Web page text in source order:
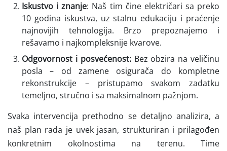
Iskustvo i znanje: Naš tim čine električari sa preko
10 godina iskustva, uz stalnu edukaciju i praćenje
najnovijih tehnologija. Brzo prepoznajemo i
rešavamo i najkompleksnije kvarove.
Odgovornost i posvećenost:Bez obzira na veličinu
posla – od zamene osigurača do kompletne
rekonstrukcije – pristupamo svakom zadatku
temeljno, stručno i sa maksimalnom pažnjom.
Svaka intervencija prethodno se detaljno analizira, a
naš plan rada je uvek jasan, strukturiran i prilagođen
konkretnim okolnostima na terenu. Time